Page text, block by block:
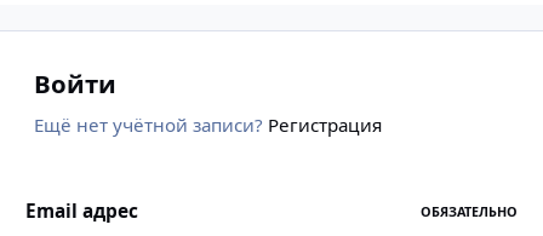
Войти
Ещё нет учётной записи? Регистрация
Email адрес ОБЯЗАТЕЛЬНО